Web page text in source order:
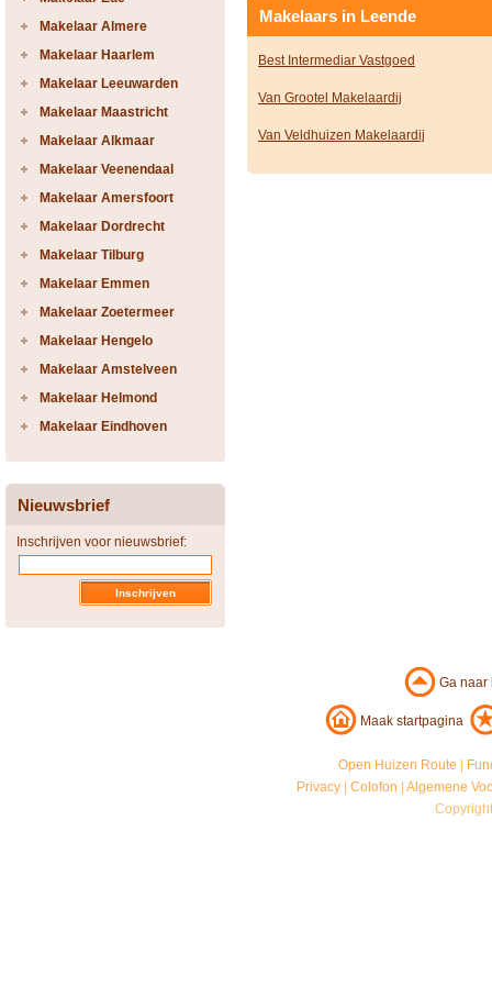
Makelaar Almere
Makelaar Haarlem
Makelaar Leeuwarden
Makelaar Maastricht
Makelaar Alkmaar
Makelaar Veenendaal
Makelaar Amersfoort
Makelaar Dordrecht
Makelaar Tilburg
Makelaar Emmen
Makelaar Zoetermeer
Makelaar Hengelo
Makelaar Amstelveen
Makelaar Helmond
Makelaar Eindhoven
Nieuwsbrief
Inschrijven voor nieuwsbrief:
Makelaars in Leende
Best Intermediar Vastgoed
Van Grootel Makelaardij
Van Veldhuizen Makelaardij
Ga
Maak startpagina
Open Huizen Route
Privacy |Colofon |Algemene